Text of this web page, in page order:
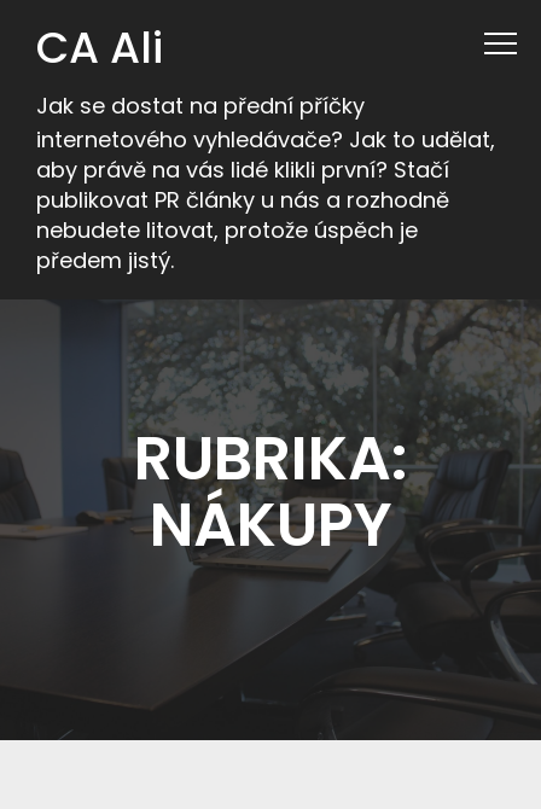
CA Ali
Jak se dostat na přední příčky
internetového vyhledávače? Jak to udělat,
aby právě na vás lidé klikli první? Stačí
publikovat PR články u nás a rozhodně
nebudete litovat, protože úspěch je
předem jistý.
RUBRIKA:
NÁKUPY